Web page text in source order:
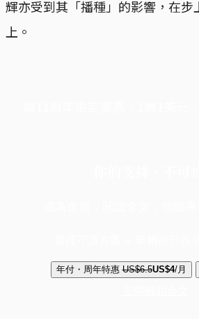
輝亦受到其「播種」的影響，在步
上。
年付・周年特惠 US$6.5US$4/月